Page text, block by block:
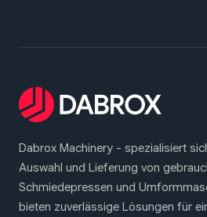
Dabrox Machinery - spezialisiert
Auswahl und Lieferung von
Schmiedepressen und
bieten zuverlässige Lösungen für